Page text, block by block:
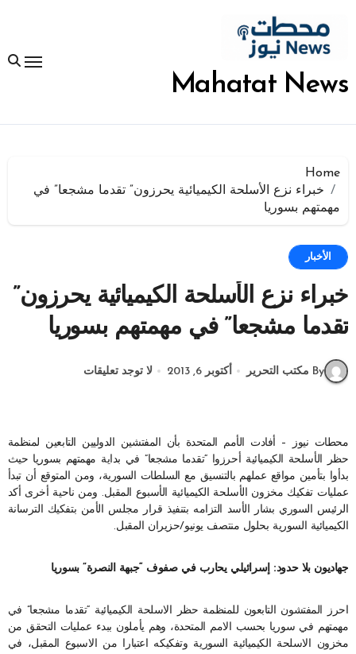
المحتوى
Mahatat News
Home
خبراء نزع الأسلحة الكيميائية يحرزون” تقدما مشجعا” في
مهمتهم بسوريا
الأخبار
خبراء نزع الأسلحة الكيميائية يحرزون”
تقدما مشجعا” في مهمتهم بسوريا
By مكتب التحرير أكتوبر 6, 2013 لا توجد تعليقات
محطات نيوز – أفادت الأمم المتحدة بأن المفتشين الدوليين التابعين لمنظمة
حظر الأسلحة الكيميائية أحرزوا “تقدما مشجعا” في بداية مهمتهم بسوريا حيث
بدأوا بتأمين مواقع عملهم بالتنسيق مع السلطات السورية، ومن المتوقع أن تبدأ
عمليات تفكيك مخزون الأسلحة الكيميائية الأسبوع المقبل. ومن ناحية أخرى أكد
الرئيس السوري بشار الأسد التزامه بتنفيذ قرار مجلس الأمن بتفكيك الترسانة
الكيميائية السورية بحلول منتصف يونيو/حزيران المقبل.
جهاديون بلا حدود: إسرائيلي يحارب في صفوف “جبهة النصرة” بسوريا
احرز المفتشون التابعون للمنظمة حظر الاسلحة الكيميائية “تقدما مشجعا” في
مهمتهم في سوريا بحسب الامم المتحدة، وهم يأملون ببدء عمليات التحقق من
مخزون الاسلحة الكيميائية السورية وتفكيكه اعتبارا من الاسبوع المقبل، في